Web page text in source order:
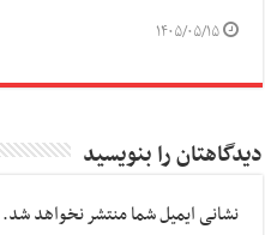
۱۴۰۵/۰۵/۱۵
دیدگاهتان را بنویسید
نشانی ایمیل شما منتشر نخواهد شد.